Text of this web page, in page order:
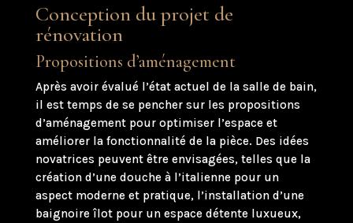
Conception du projet de
rénovation
Propositions d’aménagement
Après avoir évalué l’état actuel de la salle de bain,
il est temps de se pencher sur les propositions
d’aménagement pour optimiser l’espace et
améliorer la fonctionnalité de la pièce. Des idées
novatrices peuvent être envisagées, telles que la
création d’une douche à l’italienne pour un
aspect moderne et pratique, l’installation d’une
baignoire îlot pour un espace détente luxueux,